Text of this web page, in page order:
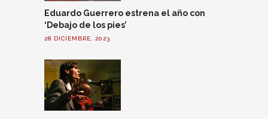
Eduardo Guerrero estrena el año con
‘Debajo de los pies’
28 DICIEMBRE, 2023